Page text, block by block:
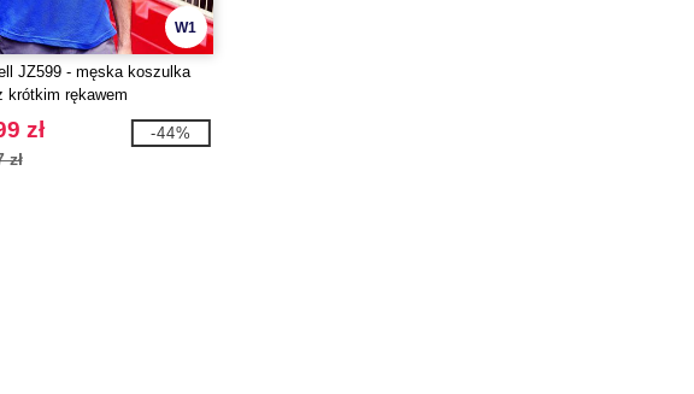
W1
JZ599 - męska koszulka
krótkim rękawem
zł
zł
-44%